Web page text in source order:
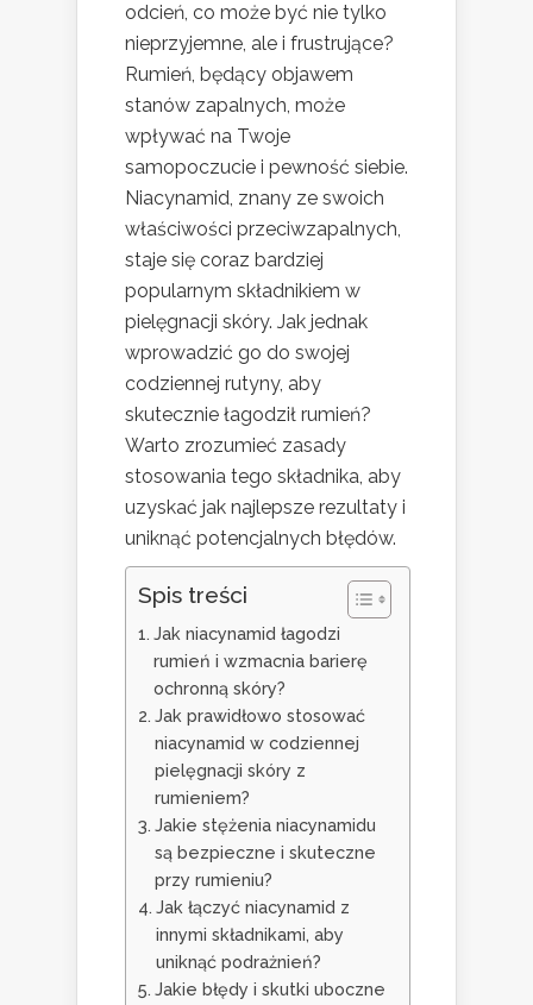
odcień, co może być nie tylko
nieprzyjemne, ale i frustrujące?
Rumień, będący objawem
stanów zapalnych, może
wpływać na Twoje
samopoczucie i pewność siebie.
Niacynamid, znany ze swoich
właściwości przeciwzapalnych,
staje się coraz bardziej
popularnym składnikiem w
pielęgnacji skóry. Jak jednak
wprowadzić go do swojej
codziennej rutyny, aby
skutecznie łagodził rumień?
Warto zrozumieć zasady
stosowania tego składnika, aby
uzyskać jak najlepsze rezultaty i
uniknąć potencjalnych błędów.
Spis treści
Jak niacynamid łagodzi
rumień i wzmacnia barierę
ochronną skóry?
Jak prawidłowo stosować
niacynamid w codziennej
pielęgnacji skóry z
rumieniem?
Jakie stężenia niacynamidu
są bezpieczne i skuteczne
przy rumieniu?
Jak łączyć niacynamid z
innymi składnikami, aby
uniknąć podrażnień?
Jakie błędy i skutki uboczne